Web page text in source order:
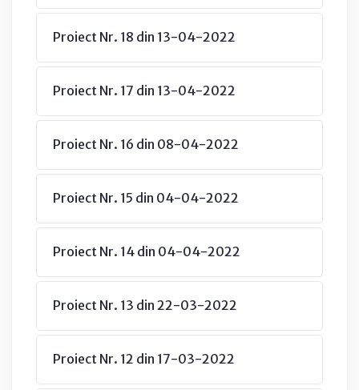
Proiect Nr. 18 din 13-04-2022
Proiect Nr. 17 din 13-04-2022
Proiect Nr. 16 din 08-04-2022
Proiect Nr. 15 din 04-04-2022
Proiect Nr. 14 din 04-04-2022
Proiect Nr. 13 din 22-03-2022
Proiect Nr. 12 din 17-03-2022